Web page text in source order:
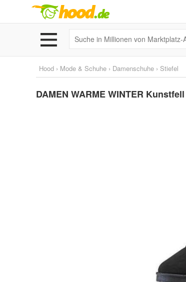
Hood › Mode & Schuhe › Damenschuhe › Stiefel
DAMEN WARME WINTER